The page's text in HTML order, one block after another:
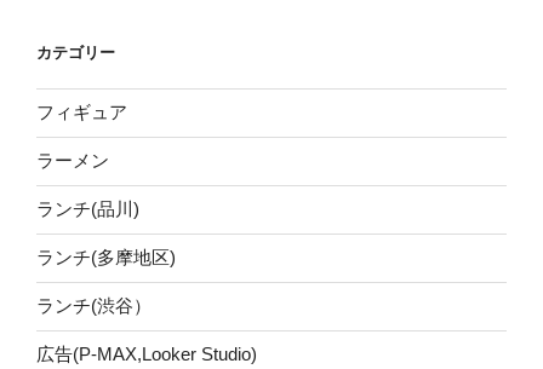
カテゴリー
フィギュア
ラーメン
ランチ(品川)
ランチ(多摩地区)
ランチ(渋谷）
広告(P-MAX,Looker Studio)